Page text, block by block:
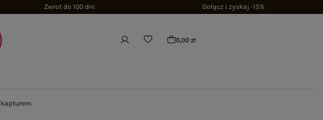
Zwrot do 100 dni Dołącz i zyskaj -15%
0,00 zł